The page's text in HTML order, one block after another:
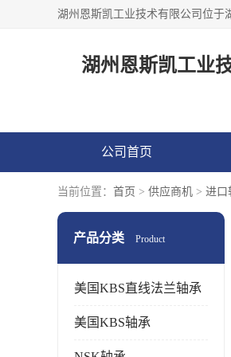
湖州恩斯凯工业
公司首页
当前位置： 首页 > 供应商机 > 进口
产品分类 Product
美国KBS直线法兰轴承
美国KBS轴承